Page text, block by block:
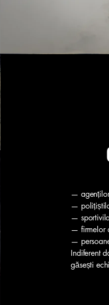
—
—
—
— firmelor
—
Indiferent
găsești